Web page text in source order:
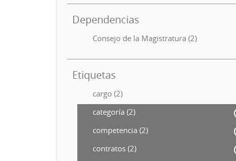
Dependencias
Consejo de la Magistratura (2)
Etiquetas
cargo (2)
categoría (2)
competencia (2)
contratos (2)